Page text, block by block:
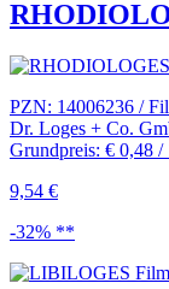
PZN: 14006236 /
Dr. Loges + Co.
Grundpreis: € 0,48 /
9,54 €
-32% **